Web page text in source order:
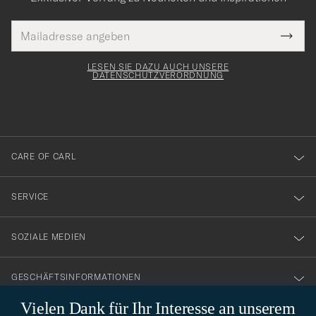
Vielen Dank für Ihr Interesse an unserem
Mail
Adresse
Tack
för
dig
till
vårt
nyhetsbrev!
LESEN SIE DAZU AUCH UNSERE
DATENSCHUTZVERORDNUNG
CARE OF CARL
SERVICE
SOZIALE MEDIEN
GESCHÄFTSINFORMATIONEN